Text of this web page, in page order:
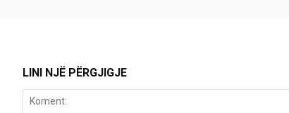
LINI NJË PËRGJIGJE